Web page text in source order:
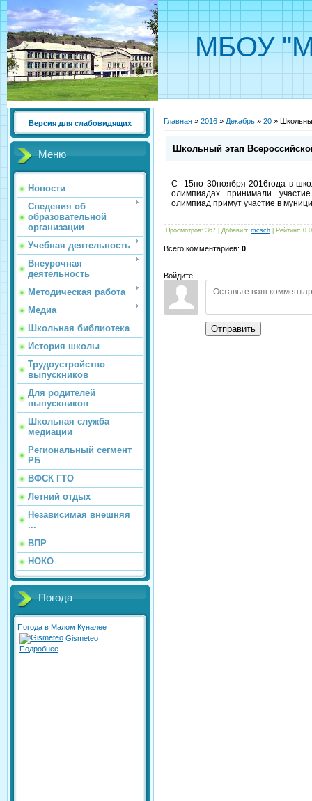
МБОУ
Версия для слабовидящих
Меню
Новости
Сведения об
образовательной
организации
Учебная деятельность
Внеурочная
деятельность
Методическая работа
Медиа
Школьная библиотека
История школы
Трудоустройство
выпускников
Для родителей
выпускников
Школьная служба
медиации
Региональный сегмент
РБ
ВФСК ГТО
Летний отдых
Независимая внешняя
...
ВПР
НОКО
Погода
Погода в Малом Куналее
Gismeteo
Подробнее
Главная » 2016 » Декабрь » 20 »
Школьный этап
С 15по 30ноября 2016года в
олимпиадах принимали
олимпиад примут участие в
Просмотров: 367 Добавил: mcsch Рейтинг: 0.0
Всего комментариев: 0
Войдите:
Отправить